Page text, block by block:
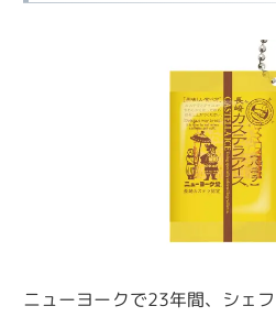
ニューヨークで23年間、シェ